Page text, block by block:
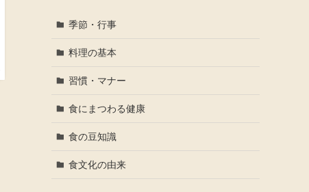
季節・行事
料理の基本
習慣・マナー
食にまつわる健康
食の豆知識
食文化の由来